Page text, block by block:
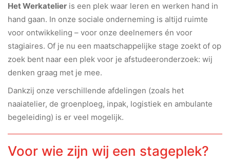
Het Werkatelier is een plek waar leren en werken hand in
hand gaan. In onze sociale onderneming is altijd ruimte
voor ontwikkeling – voor onze deelnemers én voor
stagiaires. Of je nu een maatschappelijke stage zoekt of op
zoek bent naar een plek voor je afstudeeronderzoek: wij
denken graag met je mee.
Dankzij onze verschillende afdelingen (zoals het
naaiatelier, de groenploeg, inpak, logistiek en ambulante
begeleiding) is er veel mogelijk.
Voor wie zijn wij een stageplek?